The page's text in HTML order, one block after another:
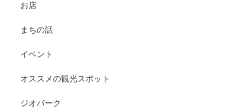
お店
まちの話
イベント
オススメの観光スポット
ジオパーク